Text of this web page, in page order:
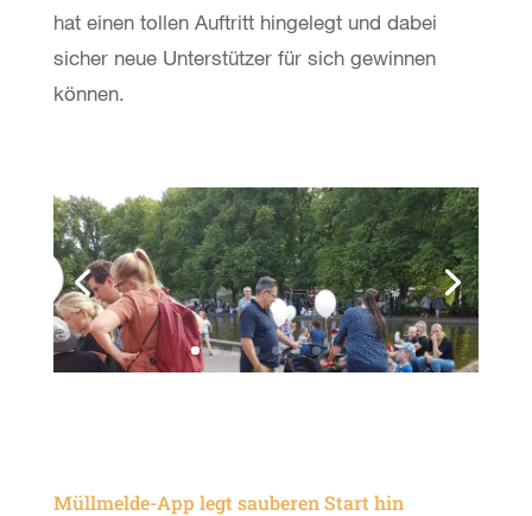
hat einen tollen Auftritt hingelegt und dabei
sicher neue Unterstützer für sich gewinnen
können.
Müllmelde-App legt sauberen Start hin